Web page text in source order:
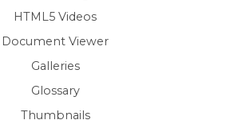
HTML5 Videos
Document Viewer
Galleries
Glossary
Thumbnails